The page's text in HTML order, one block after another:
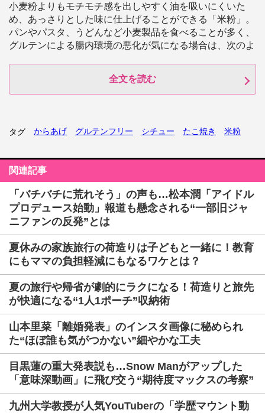
小麦粉よりもモチモチ感を出しやすく油を吸いにくいた
め、あっさりとした味に仕上げることができる「米粉」。
パンやパスタ、うどんなど小麦製品を食べることが多く、
グルテンによる腸内環境の悪化が気になる場合は、次のよ
全文を読む
タグ からあげ グルテンフリー シチュー たこ焼き 米粉
関連記事
「バチバチに荒れそう」の声も…松本潤「アイドル
プロデュース始動」報道も懸念される“一部旧ジャ
ニファンの反発”とは
夏休みの家族旅行の荷造りは子どもと一緒に！教育
にもママの負担軽減にもなるワケとは？
夏の旅行や帰省が劇的にラクになる！荷造りと旅先
が快適になる“1人1ポーチ”収納術
山本里菜「離婚発表」のインスタ画像に秘められ
た“ほぼ誰も気がつかない”細やかな工夫
目黒蓮の重大発表説も…Snow Manがアップした
「意味深動画」に飛び交う“期待度マックスの考察”
九州大学教授が人気YouTuberの「学歴マウント動